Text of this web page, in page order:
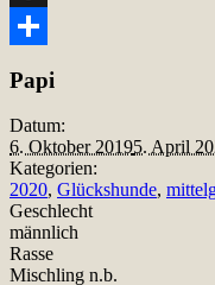
Snapchat
Papi
Datum:
6. Oktober 20195. April
Kategorien:
2020, Glückshunde,
Geschlecht
männlich
Rasse
Mischling n.b.